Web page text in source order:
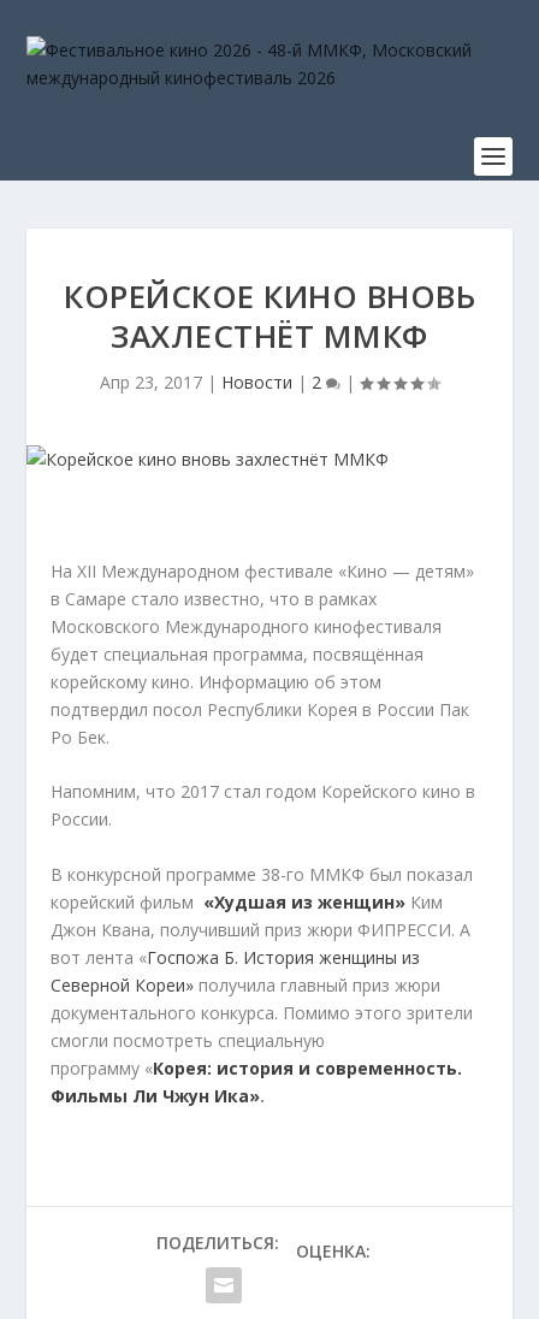
КОРЕЙСКОЕ КИНО ВНОВЬ
ЗАХЛЕСТНЁТ ММКФ
Апр 23, 2017 | Новости | 2 |
На XII Международном фестивале «Кино — детям»
в Самаре стало известно, что в рамках
Московского Международного кинофестиваля
будет специальная программа, посвящённая
корейскому кино. Информацию об этом
подтвердил посол Республики Корея в России Пак
Ро Бек.
Напомним, что 2017 стал годом Корейского кино в
России.
В конкурсной программе 38-го ММКФ был показал
корейский фильм «Худшая из женщин» Ким
Джон Квана, получивший приз жюри ФИПРЕССИ. А
вот лента «Госпожа Б. История женщины из
Северной Кореи» получила главный приз жюри
документального конкурса. Помимо этого зрители
смогли посмотреть специальную
программу «Корея: история и современность.
Фильмы Ли Чжун Ика».
ПОДЕЛИТЬСЯ: ОЦЕНКА: